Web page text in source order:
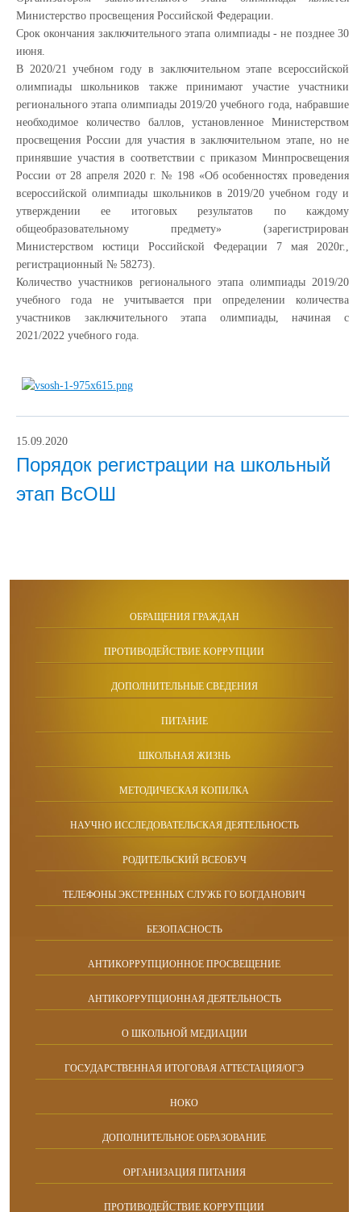
Министерство просвещения Российской Федерации.
Срок окончания заключительного этапа олимпиады - не позднее 30
июня.
В 2020/21 учебном году в заключительном этапе всероссийской
олимпиады школьников также принимают участие участники
регионального этапа олимпиады 2019/20 учебного года, набравшие
необходимое количество баллов, установленное Министерством
просвещения России для участия в заключительном этапе, но не
принявшие участия в соответствии с приказом Минпросвещения
России от 28 апреля 2020 г. № 198 «Об особенностях проведения
всероссийской олимпиады школьников в 2019/20 учебном году и
утверждении ее итоговых результатов по каждому
общеобразовательному предмету» (зарегистрирован
Министерством юстици Российской Федерации 7 мая 2020г.,
регистрационный № 58273).
Количество участников регионального этапа олимпиады 2019/20
учебного года не учитывается при определении количества
участников заключительного этапа олимпиады, начиная с
2021/2022 учебного года.
15.09.2020
Порядок регистрации на школьный
этап ВсОШ
ОБРАЩЕНИЯ ГРАЖДАН
ПРОТИВОДЕЙСТВИЕ КОРРУПЦИИ
ДОПОЛНИТЕЛЬНЫЕ СВЕДЕНИЯ
ПИТАНИЕ
ШКОЛЬНАЯ ЖИЗНЬ
МЕТОДИЧЕСКАЯ КОПИЛКА
НАУЧНО ИССЛЕДОВАТЕЛЬСКАЯ ДЕЯТЕЛЬНОСТЬ
РОДИТЕЛЬСКИЙ ВСЕОБУЧ
ТЕЛЕФОНЫ ЭКСТРЕННЫХ СЛУЖБ ГО БОГДАНОВИЧ
БЕЗОПАСНОСТЬ
АНТИКОРРУПЦИОННОЕ ПРОСВЕЩЕНИЕ
АНТИКОРРУПЦИОННАЯ ДЕЯТЕЛЬНОСТЬ
О ШКОЛЬНОЙ МЕДИАЦИИ
ГОСУДАРСТВЕННАЯ ИТОГОВАЯ АТТЕСТАЦИЯ/ОГЭ
НОКО
ДОПОЛНИТЕЛЬНОЕ ОБРАЗОВАНИЕ
ОРГАНИЗАЦИЯ ПИТАНИЯ
ПРОТИВОДЕЙСТВИЕ КОРРУПЦИИ